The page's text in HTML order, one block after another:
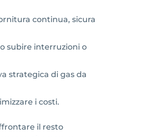
continua, sicura
subire interruzioni o
strategica di gas da
i costi.
il resto